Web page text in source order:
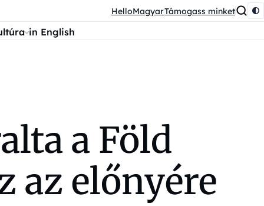
HelloMagyarTámogass minket
in English
a Föld
az előnyére